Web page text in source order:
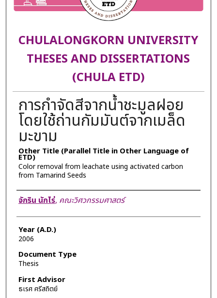
CHULALONGKORN UNIVERSITY
THESES AND DISSERTATIONS
(CHULA ETD)
การกำจัดสีจากน้ำชะมูลฝอย
โดยใช้ถ่านกัมมันต์จากเมล็ด
มะขาม
Other Title (Parallel Title in Other Language of
ETD)
Color removal from leachate using activated carbon
from Tamarind Seeds
Author
จักริน นักไร่, คณะวิศวกรรมศาสตร์
Year (A.D.)
2006
Document Type
Thesis
First Advisor
ธเรศ ศรีสถิตย์